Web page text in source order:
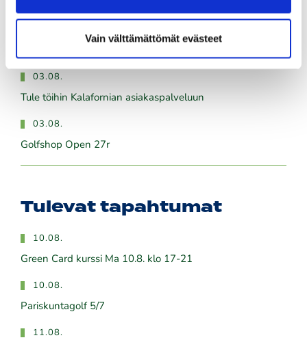
Vain välttämättömät evästeet
03.08.
PGK:n miesten ja naisten seuran mestaruudesta pelataan
03.08.
Tule töihin Kalafornian asiakaspalveluun
03.08.
Golfshop Open 27r
Tulevat tapahtumat
10.08.
Green Card kurssi Ma 10.8. klo 17-21
10.08.
Pariskuntagolf 5/7
11.08.